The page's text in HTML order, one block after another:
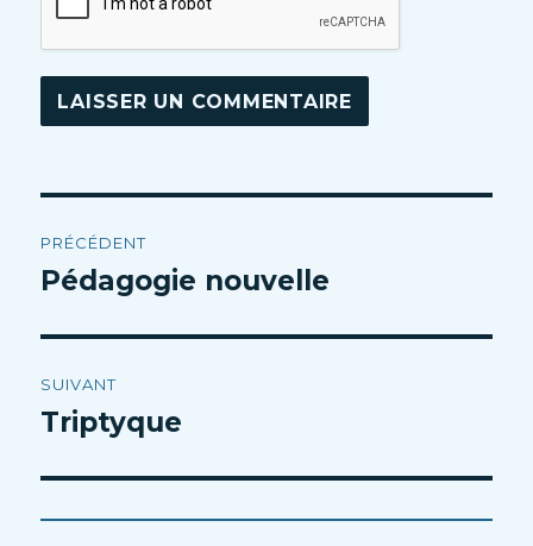
de
PRÉCÉDENT
Article
Pédagogie nouvelle
SUIVANT
Article
Triptyque